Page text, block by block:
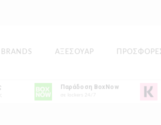
BRANDS ΑΞΕΣΟΥΑΡ
Παράδοση BoxNow
σε lockers 24/7